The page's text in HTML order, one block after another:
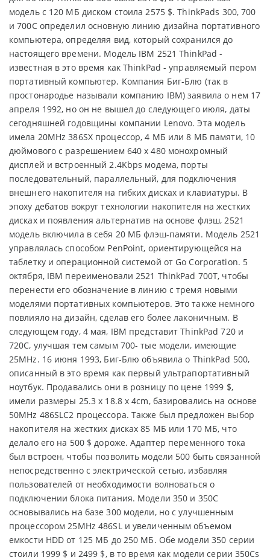
модель с 120 МБ диском стоила 2575 $. ThinkPads 300, 700
и 700C определил основную линию дизайна портативного
компьютера, определяя вид, который сохранился до
настоящего времени. Модель IBM 2521 ThinkPad -
известная в это время как ThinkPad - управляемый пером
портативный компьютер. Компания Биг-Блю (так в
простонародье называли компанию IBM) заявила о нем 17
апреля 1992, но он не вышел до следующего июля, даты
сегодняшней годовщины компании Lenovo. Эта модель
имела 20MHz 386SX процессор, 4 МБ или 8 МБ памяти, 10
дюймового c разрешением 640 x 480 монохромный
дисплей и встроенный 2.4Kbps модема, порты
последовательный, параллельный, для подключения
внешнего накопителя на гибких дисках и клавиатуры. В
эпоху дебатов вокруг технологии накопителя на жестких
дисках и появления альтернатив на основе флэш, 2521
модель включила в себя 20 МБ флэш-памяти. Модель 2521
управлялась способом PenPoint, ориентирующейся на
таблетку и операционной системой от Go Corporation. 5
октября, IBM переименовали 2521 ThinkPad 700T, чтобы
перенести его обозначение в линию с тремя новыми
моделями портативных компьютеров. Это также немного
повлияло на дизайн, сделав его более лаконичным. В
следующем году, 4 мая, IBM представит ThinkPad 720 и
720C, улучшая тем самым 700- тые модели, имеющие
25MHz. 16 июня 1993, Биг-Блю объявила о ThinkPad 500,
описанный в это время как первый ультрапортативный
ноутбук. Продавались они в розницу по цене 1999 $,
имели размеры 25.3 x 18.8 x 4cm, базировались на основе
50MHz 486SLC2 процессора. Также был предложен выбор
накопителя на жестких дисках 85 МБ или 170 МБ, что
делало его на 500 $ дороже. Адаптер переменного тока
был встроен, чтобы позволить модели 500 быть связанной
непосредственно с электрической сетью, избавляя
пользователей от необходимости волноваться о
подключении блока питания. Модели 350 и 350C
основывались на базе 300 модели, но с улучшенным
процессором 25MHz 486SL и увеличенным объемом
емкости HDD от 125 МБ до 250 МБ. Обе модели 350 серии
стоили 1999 $ и 2499 $, в то время как модели серии 350Cs